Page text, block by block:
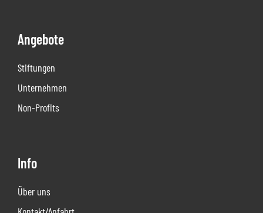
Angebote
Stiftungen
Unternehmen
Non-Profits
Info
Über uns